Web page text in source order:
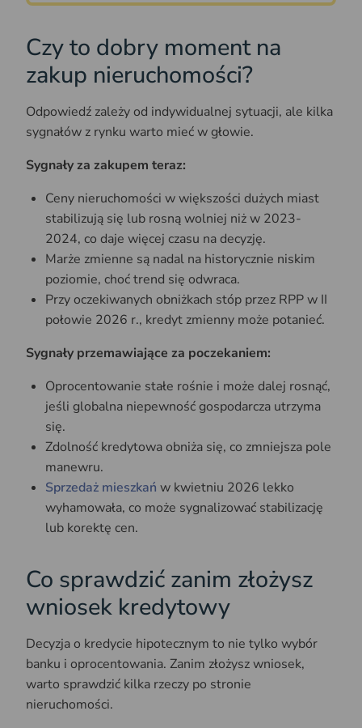
Czy to dobry moment na
zakup nieruchomości?
Odpowiedź zależy od indywidualnej sytuacji, ale kilka
sygnałów z rynku warto mieć w głowie.
Sygnały za zakupem teraz:
Ceny nieruchomości w większości dużych miast
stabilizują się lub rosną wolniej niż w 2023-
2024, co daje więcej czasu na decyzję.
Marże zmienne są nadal na historycznie niskim
poziomie, choć trend się odwraca.
Przy oczekiwanych obniżkach stóp przez RPP w II
połowie 2026 r., kredyt zmienny może potanieć.
Sygnały przemawiające za poczekaniem:
Oprocentowanie stałe rośnie i może dalej rosnąć,
jeśli globalna niepewność gospodarcza utrzyma
się.
Zdolność kredytowa obniża się, co zmniejsza pole
manewru.
Sprzedaż mieszkań w kwietniu 2026 lekko
wyhamowała, co może sygnalizować stabilizację
lub korektę cen.
Co sprawdzić zanim złożysz
wniosek kredytowy
Decyzja o kredycie hipotecznym to nie tylko wybór
banku i oprocentowania. Zanim złożysz wniosek,
warto sprawdzić kilka rzeczy po stronie
nieruchomości.